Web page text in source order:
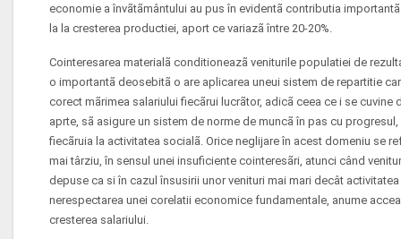
economie a învãtãmântului au pus în evidentã contributia
la la cresterea productiei, aport ce variazã între 20-20%.
Cointeresarea materialã conditioneazã veniturile populatiei de
o importantã deosebitã o are aplicarea uneui sistem de repartitie
corect mãrimea salariului fiecãrui lucrãtor, adicã ceea ce i se cuvine
aprte, sã asigure un sistem de norme de muncã în pas cu
fiecãruia la activitatea socialã. Orice neglijare în acest domeniu se
mai târziu, în sensul unei insuficiente cointeresãri, atunci când
depuse ca si în cazul însusirii unor venituri mai mari decât
nerespectarea unei corelatii economice fundamentale, anume
cresterea salariului.